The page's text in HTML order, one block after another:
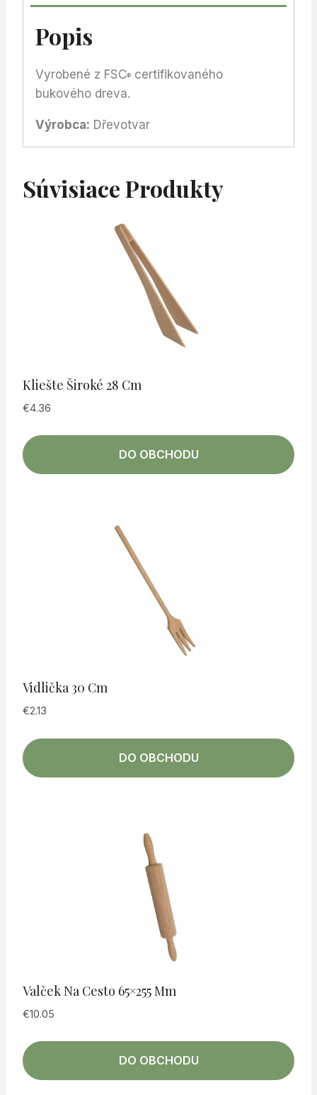
Popis
Vyrobené z FSC® certifikovaného
bukového dreva.
Výrobca: Dřevotvar
Súvisiace Produkty
Kliešte Široké 28 Cm
€4.36
DO OBCHODU
Vidlička 30 Cm
€2.13
DO OBCHODU
Valček Na Cesto 65×255 Mm
€10.05
DO OBCHODU